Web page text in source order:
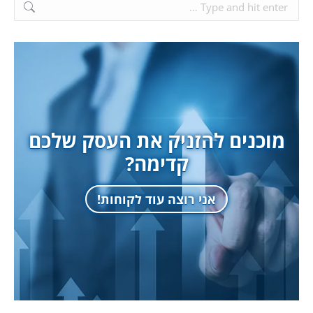
מוכנים להזניק את העסק שלכם
קדימה?
אני רוצה עוד לקוחות!